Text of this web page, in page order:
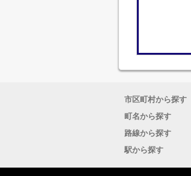
市区町村から探す
町名から探す
路線から探す
駅から探す